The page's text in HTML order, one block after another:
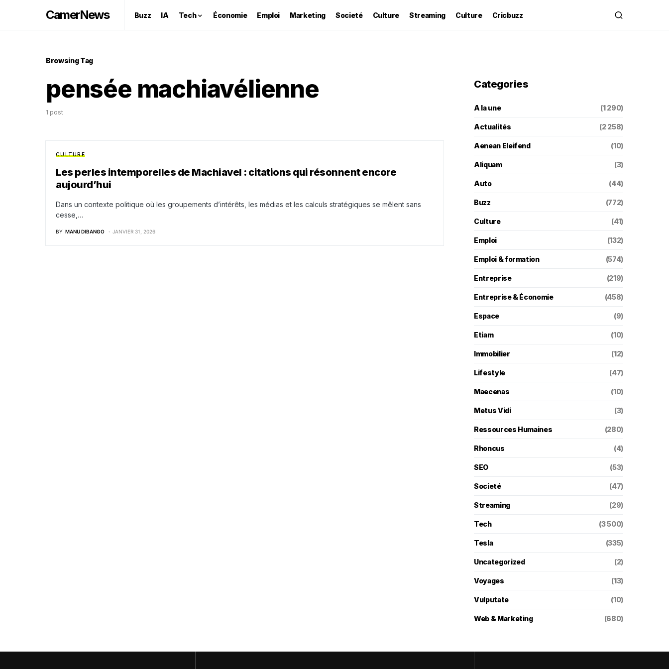
CamerNews Buzz IA Tech Économie Emploi Marketing Societé Culture Streaming Culture Cricbuzz
Browsing Tag
pensée machiavélienne
1 post
CULTURE
Les perles intemporelles de Machiavel : citations qui résonnent encore
aujourd’hui
Dans un contexte politique où les groupements d’intérêts, les médias et les calculs stratégiques se mêlent sans
cesse,…
BY MANU DIBANGO JANVIER 31, 2026
Categories
A la une (1 290)
Actualités (2 258)
Aenean Eleifend (10)
Aliquam (3)
Auto (44)
Buzz (772)
Culture (41)
Emploi (132)
Emploi & formation (574)
Entreprise (219)
Entreprise & Économie (458)
Espace (9)
Etiam (10)
Immobilier (12)
Lifestyle (47)
Maecenas (10)
Metus Vidi (3)
Ressources Humaines (280)
Rhoncus (4)
SEO (53)
Societé (47)
Streaming (29)
Tech (3 500)
Tesla (335)
Uncategorized (2)
Voyages (13)
Vulputate (10)
Web & Marketing (680)